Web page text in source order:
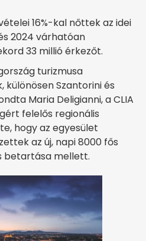
16%-kal nőttek az idei
2024 várhatóan
33 millió érkezőt.
turizmusa
különösen Szantorini és
Maria Deligianni, a CLIA
felelős regionális
hogy az egyesület
az új, napi 8000 fős
betartása mellett.